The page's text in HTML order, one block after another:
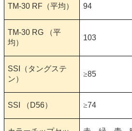
TM-30 RF （平均） 94
TM-30 RG
（平
均）
103
SSI
（タングステ
ン）
≥85
SSI （ D56） ≥74